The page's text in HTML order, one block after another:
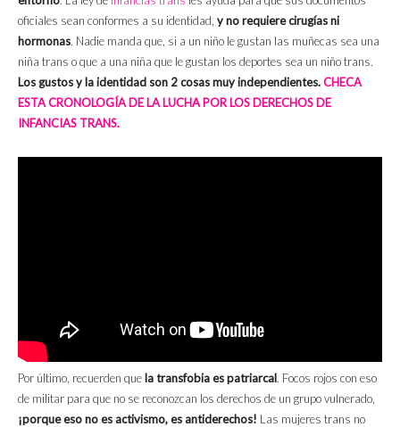
oficiales sean conformes a su identidad, y no requiere cirugías ni
hormonas. Nadie manda que, si a un niño le gustan las muñecas sea una
niña trans o que a una niña que le gustan los deportes sea un niño trans.
Los gustos y la identidad son 2 cosas muy independientes.CHECA
ESTA CRONOLOGÍA DE LA LUCHA POR LOS DERECHOS DE
INFANCIAS TRANS.
Por último, recuerden que la transfobia es patriarcal. Focos rojos con eso
de militar para que no se reconozcan los derechos de un grupo vulnerado,
¡porque eso no es activismo, es antiderechos! Las mujeres trans no